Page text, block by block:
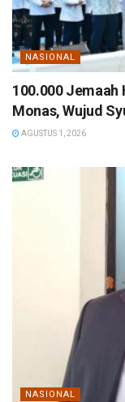
NASIONAL
100.000 Jemaah
Monas, Wujud
AGUSTUS 1, 2026
NASIONAL